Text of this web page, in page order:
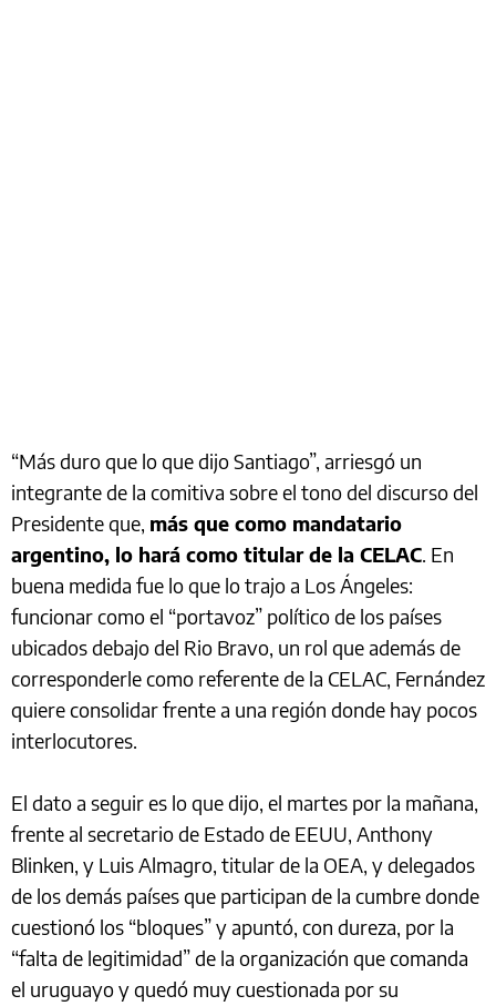
“Más duro que lo que dijo Santiago”, arriesgó un
integrante de la comitiva sobre el tono del discurso del
Presidente que, más que como mandatario
argentino, lo hará como titular de la CELAC. En
buena medida fue lo que lo trajo a Los Ángeles:
funcionar como el “portavoz” político de los países
ubicados debajo del Rio Bravo, un rol que además de
corresponderle como referente de la CELAC, Fernández
quiere consolidar frente a una región donde hay pocos
interlocutores.
El dato a seguir es lo que dijo, el martes por la mañana,
frente al secretario de Estado de EEUU, Anthony
Blinken, y Luis Almagro, titular de la OEA, y delegados
de los demás países que participan de la cumbre donde
cuestionó los “bloques” y apuntó, con dureza, por la
“falta de legitimidad” de la organización que comanda
el uruguayo y quedó muy cuestionada por su